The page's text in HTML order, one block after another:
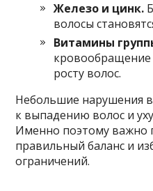
Железо и цинк.
волосы
Витамины
кровообращение
росту волос.
Небольшие нарушения
к выпадению волос и
Именно поэтому важно
правильный баланс и
ограничений.